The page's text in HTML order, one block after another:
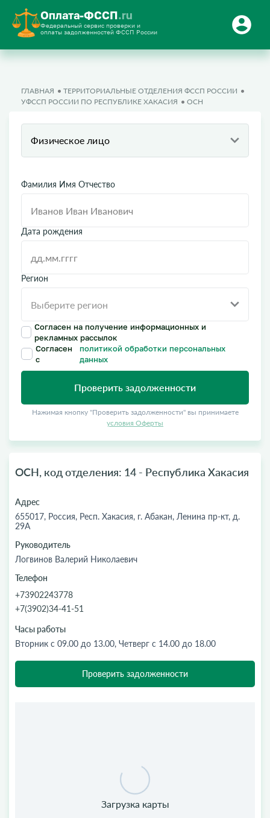
Оплата-ФССП.ru
Федеральный сервис проверки и
оплаты задолженностей ФССП России
ГЛАВНАЯ
ТЕРРИТОРИАЛЬНЫЕ ОТДЕЛЕНИЯ ФССП РОССИИ
УФССП РОССИИ ПО РЕСПУБЛИКЕ ХАКАСИЯ
ОСН
Физическое лицо
Фамилия Имя Отчество
Дата рождения
Регион
Согласен на получение информационных и
рекламных рассылок
Согласен
с
политикой обработки персональных
данных
Проверить задолженности
Нажимая кнопку "Проверить задолженности" вы принимаете
условия Оферты
ОСН, код отделения: 14 - Республика Хакасия
Адрес
655017, Россия, Респ. Хакасия, г. Абакан, Ленина пр-кт, д.
29А
Руководитель
Логвинов Валерий Николаевич
Телефон
+73902243778
+7(3902)34-41-51
Часы работы
Вторник с 09.00 до 13.00, Четверг с 14.00 до 18.00
Проверить задолженности